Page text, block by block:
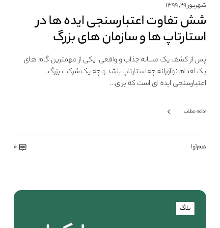
شهریور ۲۹, ۱۳۹۹
شش تفاوت اعتبارسنجی ایده ها در
استارتاپ ها و سازمان های بزرگ
پس از کشف یک مساله جذاب و واقعی، یکی از مهمترین گام های
یک اقدام نوآورانه چه استارتاپ باشد و چه یک شرکت بزرگ،
اعتبارسنجی ایده ای است که برای…
ادامه مطلب
هم‌آوا 0
بلاگ